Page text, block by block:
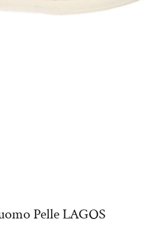
Pelle LAGOS